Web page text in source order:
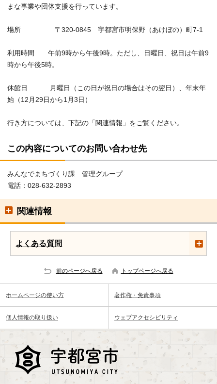
まな事業や団体支援を行っています。
場所 〒320-0845 宇都宮市明保野（あけぼの）町7-1
利用時間 午前9時から午後9時。ただし、日曜日、祝日は午前9
時から午後5時。
休館日 月曜日（この日が祝日の場合はその翌日）、年末年
始（12月29日から1月3日）
行き方については、下記の「関連情報」をご覧ください。
この内容についてのお問い合わせ先
みんなでまちづくり課 管理グループ
電話：028-632-2893
関連情報
よくある質問
前のページへ戻る トップページへ戻る
ホームページの使い方 著作権・免責事項
個人情報の取り扱い ウェブアクセシビリティ